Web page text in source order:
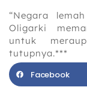
“Negara
Oligarki
untuk
tutupnya.***
Facebook